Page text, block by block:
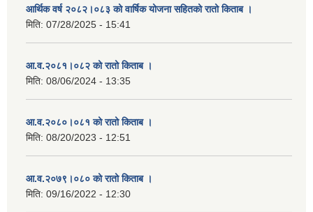
आर्थिक वर्ष २०८२।०८३ को वार्षिक योजना सहितको रातो किताब ।
मिति: 07/28/2025 - 15:41
आ.व.२०८१।०८२ को रातो किताब ।
मिति: 08/06/2024 - 13:35
आ.व.२०८०।०८१ को रातो किताब ।
मिति: 08/20/2023 - 12:51
आ.व.२०७९।०८० को रातो किताब ।
मिति: 09/16/2022 - 12:30